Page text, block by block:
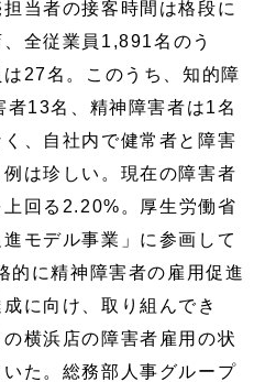
当者の接客時間は格段に
全従業員1,891名のう
27名。このうち、知的障
13名、精神障害者は1名
、自社内で健常者と障害
は珍しい。現在の障害者
回る2.20%。厚生労働省
モデル事業」に参画して
的に精神障害者の雇用促進
に向け、取り組んでき
横浜店の障害者雇用の状
た。総務部人事グループ